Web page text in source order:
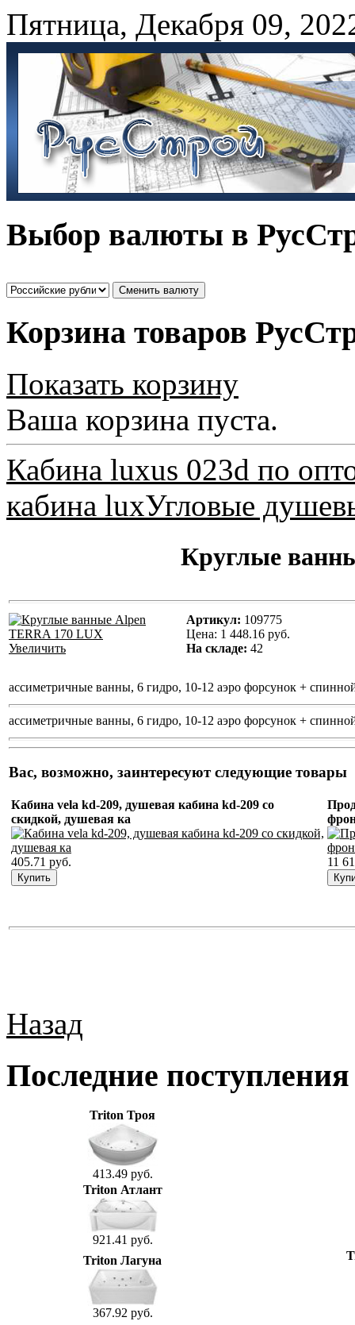
Пятница, Декабря 09,
Выбор валюты в
Корзина товаров
Показать корзину
Ваша корзина пуста.
Кабина luxus 023d по
кабина luxУгловые
Круглые
Увеличить
Артикул: 109775
Цена: 1 448.16 руб.
На складе: 42
ассиметричные ванны, 6 гидро, 10-12 аэро форсунок +
ассиметричные ванны, 6 гидро, 10-12 аэро форсунок +
Вас, возможно, заинтересуют следующие товары
Кабина vela kd-209, душевая кабина kd-209 со
скидкой, душевая ка
405.71 руб. 11
Назад
Последние
Triton Троя
413.49 руб.
Triton Атлант
921.41 руб.
Triton Лагуна
367.92 руб.